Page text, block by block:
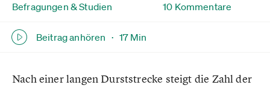
Befragungen & Studien
Beitrag anhören · 17 Min
10 Kommentare
Nach einer langen Durststrecke steigt die Zahl der